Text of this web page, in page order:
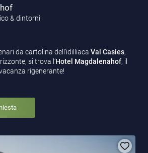
& dintorni
da cartolina dell’idilliaca Val Casies,
si trova l’Hotel Magdalenahof, il
rigenerante!